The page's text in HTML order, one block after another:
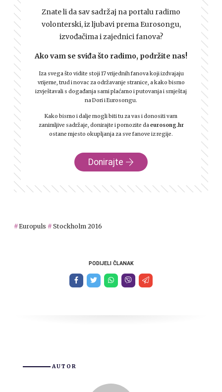
Znate li da sav sadržaj na portalu radimo
volonterski, iz ljubavi prema Eurosongu,
izvođačima i zajednici fanova?
Ako vam se sviđa što radimo, podržite nas!
Iza svega što vidite stoji 17 vrijednih fanova koji izdvajaju
vrijeme, trud i novac za održavanje stranice, a kako bismo
izvještavali s događanja sami plaćamo i putovanja i smještaj
na Dori i Eurosongu.
Kako bismo i dalje mogli biti tu za vas i donositi vam
zanimljive sadržaje, donirajte i pomozite daeurosong.hr
ostane mjesto okupljanja za sve fanove iz regije.
Donirajte
Europuls Stockholm 2016
PODIJELI ČLANAK
AUTOR